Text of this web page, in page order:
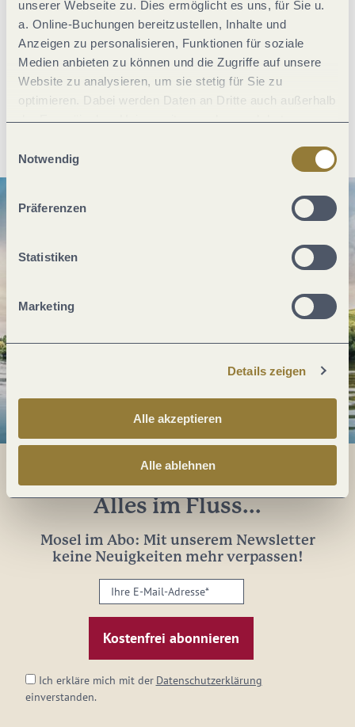
unserer Webseite zu. Dies ermöglicht es uns, für Sie u.
a. Online-Buchungen bereitzustellen, Inhalte und
Anzeigen zu personalisieren, Funktionen für soziale
Medien anbieten zu können und die Zugriffe auf unsere
Website zu analysieren, um sie stetig für Sie zu
optimieren. Dabei werden Daten an Dritte auch außerhalb
der Europäischen Union weitergegeben und dort
jederzeit widerrufen werden. Mit der Auswahl "Alle
ablehnen" kann es zu Beeinträchtigungen in der Nutzung
Notwendig
Präferenzen
Statistiken
Marketing
Details zeigen
Alle akzeptieren
Alle ablehnen
Was möchtest du als nächstes tun?
Anreise planen PDF erzeugen
Alles im Fluss...
Mosel im Abo: Mit unserem Newsletter
keine Neuigkeiten mehr verpassen!
Ihre
E-
Mail-
Adresse:
Ich erkläre mich mit der Datenschutzerklärung
einverstanden.